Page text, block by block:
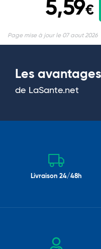
5,59€
Page mise à jour le 07 aout 2026
Les avantages
de LaSante.net
Livraison 24/48h